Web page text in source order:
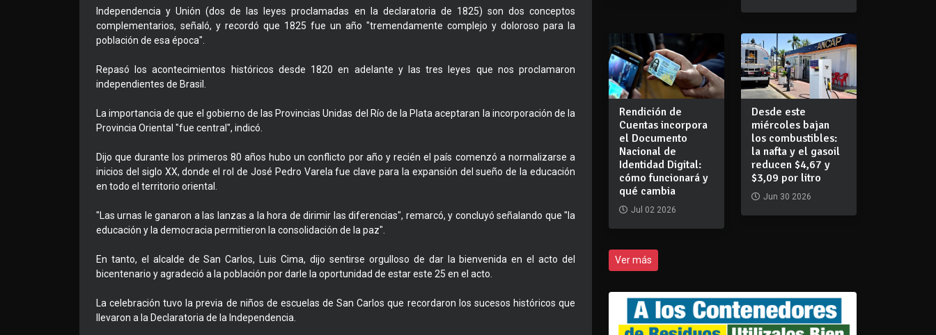
Independencia y Unión (dos de las leyes proclamadas en la declaratoria de 1825) son dos conceptos
complementarios, señaló, y recordó que 1825 fue un año "tremendamente complejo y doloroso para la
población de esa época".
Repasó los acontecimientos históricos desde 1820 en adelante y las tres leyes que nos proclamaron
independientes de Brasil.
La importancia de que el gobierno de las Provincias Unidas del Río de la Plata aceptaran la incorporación de la
Provincia Oriental "fue central", indicó.
Dijo que durante los primeros 80 años hubo un conflicto por año y recién el país comenzó a normalizarse a
inicios del siglo XX, donde el rol de José Pedro Varela fue clave para la expansión del sueño de la educación
en todo el territorio oriental.
"Las urnas le ganaron a las lanzas a la hora de dirimir las diferencias", remarcó, y concluyó señalando que "la
educación y la democracia permitieron la consolidación de la paz".
En tanto, el alcalde de San Carlos, Luis Cima, dijo sentirse orgulloso de dar la bienvenida en el acto del
bicentenario y agradeció a la población por darle la oportunidad de estar este 25 en el acto.
La celebración tuvo la previa de niños de escuelas de San Carlos que recordaron los sucesos históricos que
llevaron a la Declaratoria de la Independencia.
Rendición de
Cuentas incorpora
el Documento
Nacional de
Identidad Digital:
cómo funcionará y
qué cambia
Jul 02 2026
Desde este
miércoles bajan
los combustibles:
la nafta y el gasoil
reducen $4,67 y
$3,09 por litro
Jun 30 2026
Ver más